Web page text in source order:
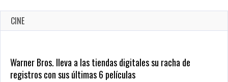
CINE
Warner Bros. lleva a las tiendas digitales su racha de
registros con sus últimas 6 películas